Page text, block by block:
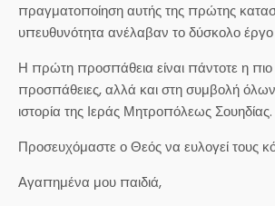
πραγματοποίηση αυτής της πρώτης
υπευθυνότητα ανέλαβαν το δύσκολο
Η πρώτη προσπάθεια είναι πάντοτε η πιο
προσπάθειες, αλλά και στη συμβολή
ιστορία της Ιεράς Μητροπόλεως Σουηδίας.
Προσευχόμαστε ο Θεός να ευλογεί τους
Αγαπημένα μου παιδιά,